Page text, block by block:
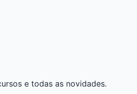
e todas as novidades.